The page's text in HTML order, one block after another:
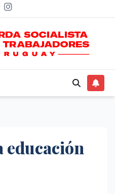
educación